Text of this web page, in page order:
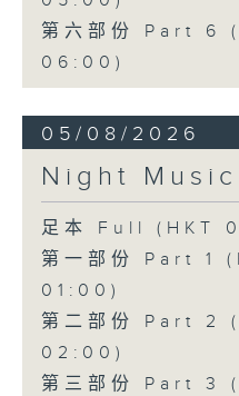
第六部份 Part 6
06:00)
05/08/2026
Night Music
足本 Full (HKT
第一部份 Part 1
01:00)
第二部份 Part 2
02:00)
第三部份 Part 3